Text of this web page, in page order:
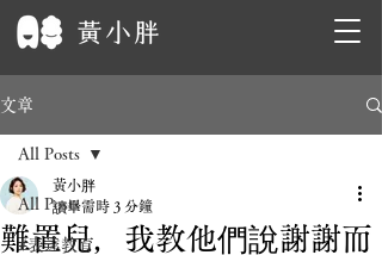
文章
All Posts
#表達教育
All Posts
難置兒，我教他們說謝謝而
黃小胖
讀畢需時 3 分鐘